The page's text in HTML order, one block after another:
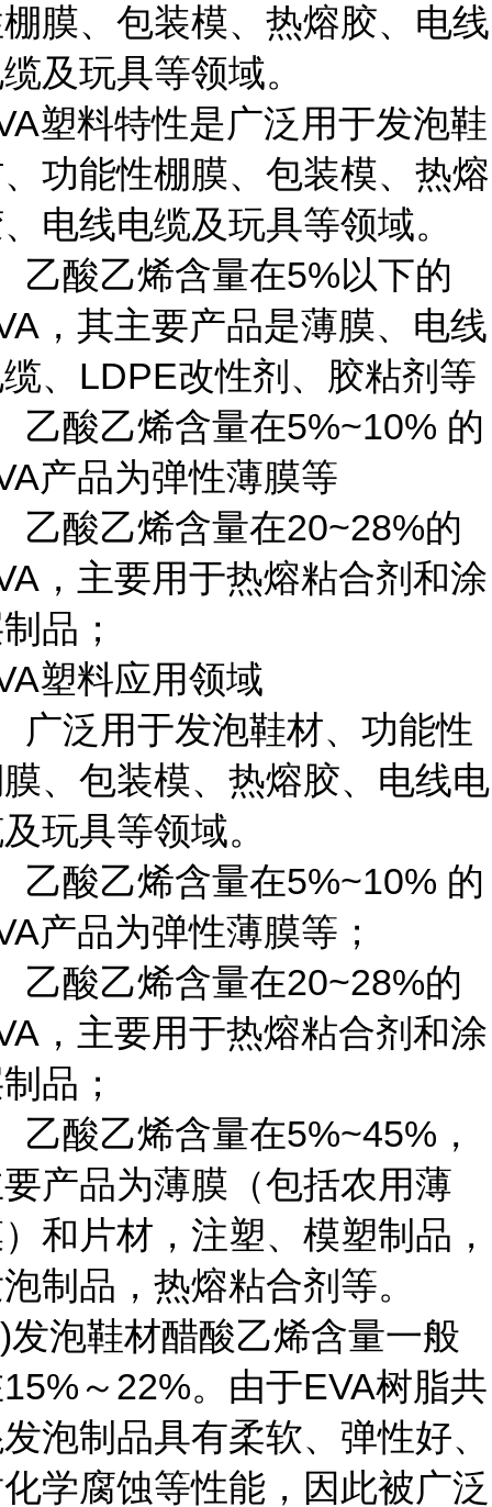
膜、包装模、热熔胶、电线
及玩具等领域。
塑料特性是广泛用于发泡鞋
功能性棚膜、包装模、热熔
电线电缆及玩具等领域。
乙酸乙烯含量在5%以下的
，其主要产品是薄膜、电线
、LDPE改性剂、胶粘剂等
乙酸乙烯含量在5%~10% 的
产品为弹性薄膜等
乙酸乙烯含量在20~28%的
，主要用于热熔粘合剂和涂
品；
塑料应用领域
广泛用于发泡鞋材、功能性
、包装模、热熔胶、电线电
玩具等领域。
乙酸乙烯含量在5%~10% 的
产品为弹性薄膜等；
乙酸乙烯含量在20~28%的
，主要用于热熔粘合剂和涂
品；
乙酸乙烯含量在5%~45%，
产品为薄膜（包括农用薄
和片材，注塑、模塑制品，
制品，热熔粘合剂等。
发泡鞋材醋酸乙烯含量一般
～22%。由于EVA树脂共
泡制品具有柔软、弹性好、
学腐蚀等性能，因此被广泛